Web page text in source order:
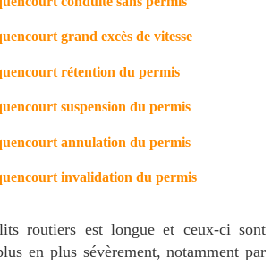
grand excès de vitesse
rétention du permis
suspension du permis
annulation du permis
invalidation du permis
routiers est longue et ceux-ci sont
en plus sévèrement, notamment par